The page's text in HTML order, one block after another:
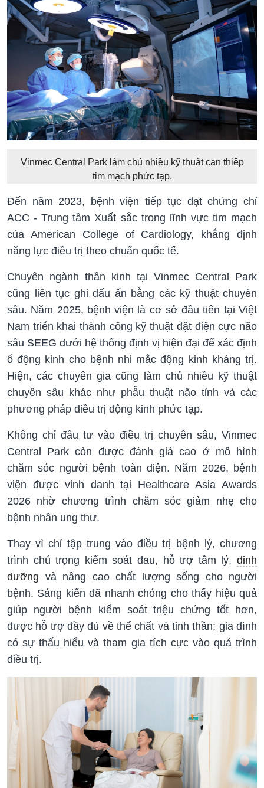
Vinmec Central Park làm chủ nhiều kỹ thuật can thiệp
tim mạch phức tạp.
Đến năm 2023, bệnh viện tiếp tục đạt chứng chỉ
ACC - Trung tâm Xuất sắc trong lĩnh vực tim mạch
của American College of Cardiology, khẳng định
năng lực điều trị theo chuẩn quốc tế.
Chuyên ngành thần kinh tại Vinmec Central Park
cũng liên tục ghi dấu ấn bằng các kỹ thuật chuyên
sâu. Năm 2025, bệnh viện là cơ sở đầu tiên tại Việt
Nam triển khai thành công kỹ thuật đặt điện cực não
sâu SEEG dưới hệ thống định vị hiện đại để xác định
ổ động kinh cho bệnh nhi mắc động kinh kháng trị.
Hiện, các chuyên gia cũng làm chủ nhiều kỹ thuật
chuyên sâu khác như phẫu thuật não tỉnh và các
phương pháp điều trị động kinh phức tạp.
Không chỉ đầu tư vào điều trị chuyên sâu, Vinmec
Central Park còn được đánh giá cao ở mô hình
chăm sóc người bệnh toàn diện. Năm 2026, bệnh
viện được vinh danh tại Healthcare Asia Awards
2026 nhờ chương trình chăm sóc giảm nhẹ cho
bệnh nhân ung thư.
Thay vì chỉ tập trung vào điều trị bệnh lý, chương
trình chú trọng kiểm soát đau, hỗ trợ tâm lý, dinh
dưỡng và nâng cao chất lượng sống cho người
bệnh. Sáng kiến đã nhanh chóng cho thấy hiệu quả
giúp người bệnh kiểm soát triệu chứng tốt hơn,
được hỗ trợ đầy đủ về thể chất và tinh thần; gia đình
có sự thấu hiểu và tham gia tích cực vào quá trình
điều trị.